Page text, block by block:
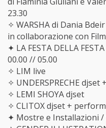
23.30
✧ WARSHA di Dania Bdeir
in collaborazione con
✦ LA FESTA DELLA FESTA
00.00 // 05.00
✧ LIM live
✧ UNDERSPRECHE
✧ LEMI SHOYA djset
✧ CLITOX djset +
✦ Mostre e Installazioni /